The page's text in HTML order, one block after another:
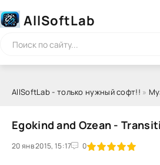
AllSoftLab
AllSoftLab - только нужный софт!! »
Egokind and Ozean -
20 янв 2015, 15:17 0
1 2 3 4 5